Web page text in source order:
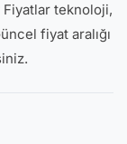
Fiyatlar teknoloji,
fiyat aralığı